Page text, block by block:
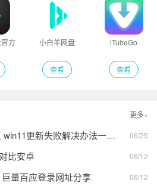
方
小白羊网盘
查看
iTubeGo
查看
更多+
win11更新失败怎么还原 win11更新失败解决办法一览2026 06/25
比安卓 06/12
量百应登录网址分享 06/12